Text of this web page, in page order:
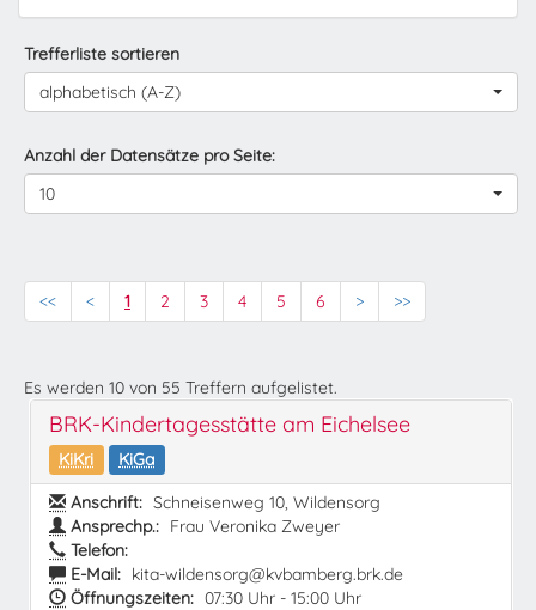
Trefferliste sortieren
alphabetisch (A-Z)
Anzahl der Datensätze pro Seite:
10
<< < 1 2 3 4 5 6 > >>
Es werden 10 von 55 Treffern aufgelistet.
BRK-Kindertagesstätte am Eichelsee
KiKri
KiGa
Anschrift: Schneisenweg 10, Wildensorg
Ansprechp.: Frau Veronika Zweyer
Telefon:
E-Mail: kita-wildensorg@kvbamberg.brk.de
Öffnungszeiten: 07:30 Uhr - 15:00 Uhr